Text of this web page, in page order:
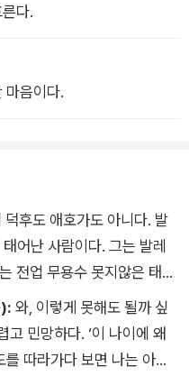
다.
마음이다.
덕후도 애호가도 아니다. 발
어난 사람이다. 그는 발레
전업 무용수 못지않은 태도
얻을 때까지 보고 듣고 하고
이 단정하고 곳곳에 성심이
. 그로 인해 “조금씩 더 나
와, 이렇게 못해도 될까 싶
고 민망하다. ‘이 나이에 왜
따라가다 보면 나는 아무